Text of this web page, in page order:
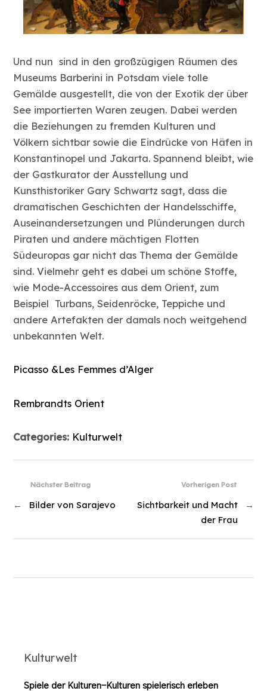
Und nun sind in den großzügigen Räumen des
Museums Barberini in Potsdam viele tolle
Gemälde ausgestellt, die von der Exotik der über
See importierten Waren zeugen. Dabei werden
die Beziehungen zu fremden Kulturen und
Völkern sichtbar sowie die Eindrücke von Häfen in
Konstantinopel und Jakarta. Spannend bleibt, wie
der Gastkurator der Ausstellung und
Kunsthistoriker Gary Schwartz sagt, dass die
dramatischen Geschichten der Handelsschiffe,
Auseinandersetzungen und Plünderungen durch
Piraten und andere mächtigen Flotten
Südeuropas gar nicht das Thema der Gemälde
sind. Vielmehr geht es dabei um schöne Stoffe,
wie Mode-Accessoires aus dem Orient, zum
Beispiel Turbans, Seidenröcke, Teppiche und
andere Artefakten der damals noch weitgehend
unbekannten Welt.
Picasso &Les Femmes d’Alger
Rembrandts Orient
Categories: Kulturwelt
Vorherigen Post
Sichtbarkeit und Macht
der Frau
→
Nächster Beitrag
← Bilder von Sarajevo
Kulturwelt
Spiele der Kulturen-Kulturen spielerisch erleben